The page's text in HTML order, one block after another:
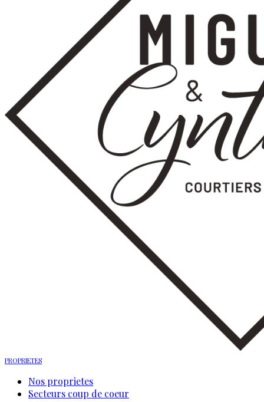
PROPRIETES
Nos proprietes
Secteurs coup de coeur